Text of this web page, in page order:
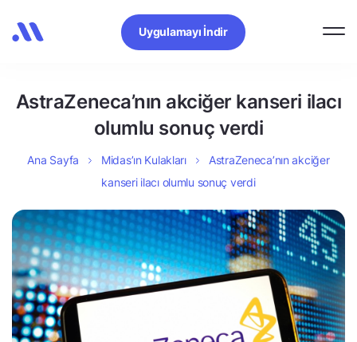
Uygulamayı İndir
AstraZeneca’nın akciğer kanseri ilacı
olumlu sonuç verdi
Ana Sayfa Midas’ın Kulakları
AstraZeneca’nın akciğer
kanseri ilacı olumlu sonuç verdi